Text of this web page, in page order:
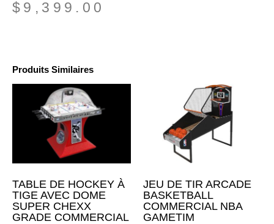
$ 9,399.00
Produits Similaires
TABLE DE HOCKEY À
TIGE AVEC DOME
SUPER CHEXX
GRADE COMMERCIAL
JEU DE TIR ARCADE
BASKETBALL
COMMERCIAL NBA
GAMETIM